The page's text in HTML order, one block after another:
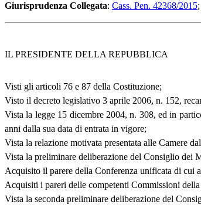
Giurisprudenza Collegata: Cass. Pen. 42368/2015;
IL PRESIDENTE DELLA REPUBBLICA
Visti gli articoli 76 e 87 della Costituzione;
Visto il decreto legislativo 3 aprile 2006, n. 152,
Vista la legge 15 dicembre 2004, n. 308, ed in
anni dalla sua data di entrata in vigore;
Vista la relazione motivata presentata alle Camere
Vista la preliminare deliberazione del Consiglio dei
Acquisito il parere della Conferenza unificata di cui
Acquisiti i pareri delle competenti Commissioni
Vista la seconda preliminare deliberazione del